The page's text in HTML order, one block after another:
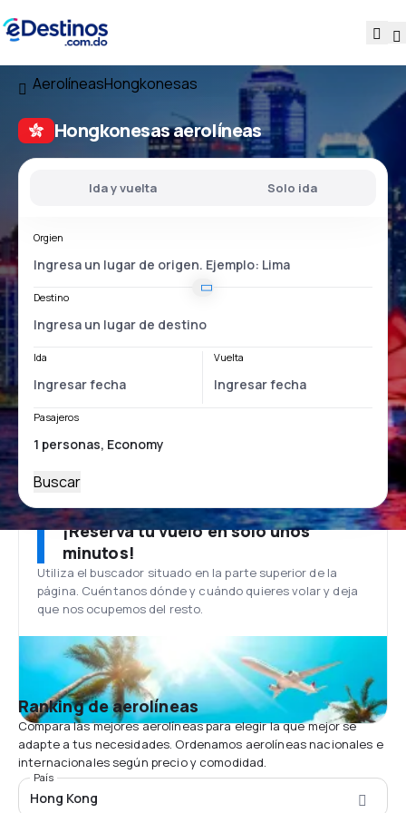
AerolíneasHongkonesas
Hongkonesas aerolíneas
Ida y vuelta Solo ida
Orgien
Destino
Ida Vuelta
Pasajeros
Buscar
¡Reserva tu vuelo en solo unos
minutos!
Utiliza el buscador situado en la parte superior de la
página. Cuéntanos dónde y cuándo quieres volar y deja
que nos ocupemos del resto.
Ranking de aerolíneas
Compara las mejores aerolíneas para elegir la que mejor se
adapte a tus necesidades. Ordenamos aerolíneas nacionales e
internacionales según precio y comodidad.
País
Hong Kong